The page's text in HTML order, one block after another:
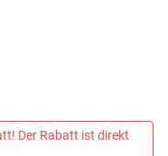
Der Rabatt ist direkt